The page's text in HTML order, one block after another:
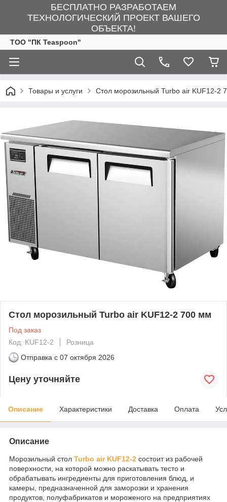
БЕСПЛАТНО РАЗРАБОТАЕМ
ТЕХНОЛОГИЧЕСКИЙ ПРОЕКТ ВАШЕГО
ОБЪЕКТА!
ТОО "ПК Teaspoon"
Товары и услуги Стол морозильный Turbo air KUF12-2
Стол морозильный Turbo air KUF12-2 700 мм
Под заказ
Код: KUF12-2
Розница
Отправка с 07 октября 2026
Цену уточняйте
Описание Характеристики Доставка Оплата
Описание
Морозильный стол Turbo air KUF12-2 состоит из рабочей
поверхности, на которой можно раскатывать тесто и
обрабатывать ингредиенты для приготовления блюд, и
камеры, предназначенной для заморозки и хранения
продуктов, полуфабрикатов и мороженого на предприятиях